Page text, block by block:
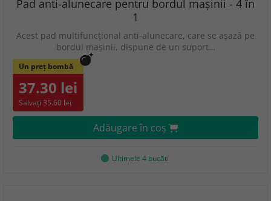
Pad anti-alunecare pentru bordul mașinii - 4 în
1
Acest pad multifuncțional anti-alunecare, care se așază pe
bordul mașinii, dispune de un suport…
Un preț bombă
37.30 lei
Salvați 35.60 lei
Adăugare în coş
Ultimele 4 bucăţi